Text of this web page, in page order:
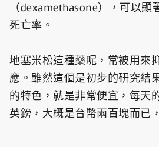
（dexamethasone），可以顯
死亡率。
地塞米松這種藥呢，常被用來
應。雖然這個是初步的研究結
的特色，就是非常便宜，每天
英鎊，大概是台幣兩百塊而已